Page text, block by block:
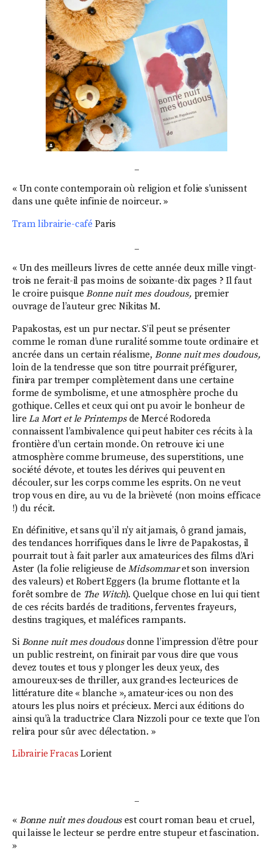
_
« Un conte contemporain où religion et folie s’unissent
dans une quête infinie de noirceur. »
Tram librairie-café Paris
_
« Un des meilleurs livres de cette année deux mille vingt-
trois ne ferait-il pas moins de soixante-dix pages ? Il faut
le croire puisqueBonne nuit mes doudous, premier
ouvrage de l’auteur grec Nikitas M.
Papakostas, est un pur nectar. S’il peut se présenter
comme le roman d’une ruralité somme toute ordinaire et
ancrée dans un certain réalisme, Bonne nuit mes doudous,
loin de la tendresse que son titre pourrait préfigurer,
finira par tremper complètement dans une certaine
forme de symbolisme, et une atmosphère proche du
gothique. Celles et ceux qui ont pu avoir le bonheur de
lireLa Mort et le Printempsde Mercé Rodoreda
connaissent l’ambivalence qui peut habiter ces récits à la
frontière d’un certain monde. On retrouve ici une
atmosphère comme brumeuse, des superstitions, une
société dévote, et toutes les dérives qui peuvent en
découler, sur les corps comme les esprits. On ne veut
trop vous en dire, au vu de la brièveté (non moins efficace
!) du récit.
En définitive, et sans qu’il n’y ait jamais, ô grand jamais,
des tendances horrifiques dans le livre de Papakostas, il
pourrait tout à fait parler aux amateurices des films d’Ari
Aster (la folie religieuse deMidsommaret son inversion
des valeurs) et Robert Eggers (la brume flottante et la
forêt sombre de The Witch). Quelque chose en lui qui tient
de ces récits bardés de traditions, ferventes frayeurs,
destins tragiques, et maléfices rampants.
Si Bonne nuit mes doudousdonne l’impression d’être pour
un public restreint, on finirait par vous dire que vous
devez toutes et tous y plonger les deux yeux, des
amoureux·ses de thriller, aux grand·es lecteurices de
littérature dite « blanche », amateur·ices ou non des
atours les plus noirs et précieux. Merci aux éditions do
ainsi qu’à la traductrice Clara Nizzoli pour ce texte que l’on
relira pour sûr avec délectation. »
Librairie FracasLorient
_
« Bonne nuit mes doudousest court roman beau et cruel,
qui laisse le lecteur se perdre entre stupeur et fascination.
»